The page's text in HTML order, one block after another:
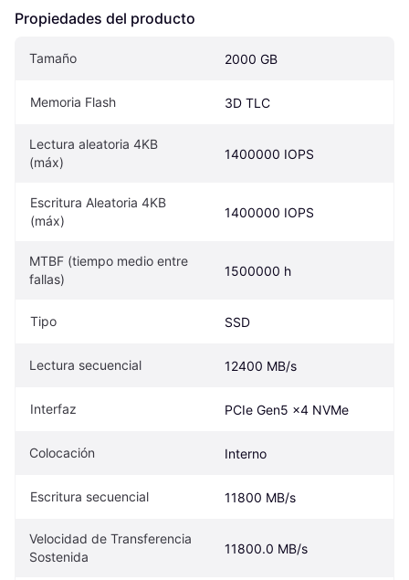
Propiedades del producto
Tamaño 2000 GB
Memoria Flash 3D TLC
Lectura aleatoria 4KB
(máx)
1400000 IOPS
Escritura Aleatoria 4KB
(máx)
1400000 IOPS
MTBF (tiempo medio entre
fallas)
1500000 h
Tipo SSD
Lectura secuencial 12400 MB/s
Interfaz PCIe Gen5 x4 NVMe
Colocación Interno
Escritura secuencial 11800 MB/s
Velocidad de Transferencia
Sostenida
11800.0 MB/s